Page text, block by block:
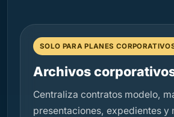
SOLO PARA PLANES
Archivos
Centraliza contratos modelo,
presentaciones, expedientes y